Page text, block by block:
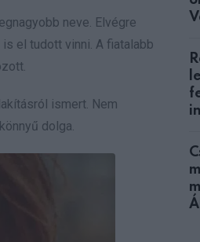
neve. Elvégre
el tudott vinni. A fiatalabb
ismert. Nem
dolga.